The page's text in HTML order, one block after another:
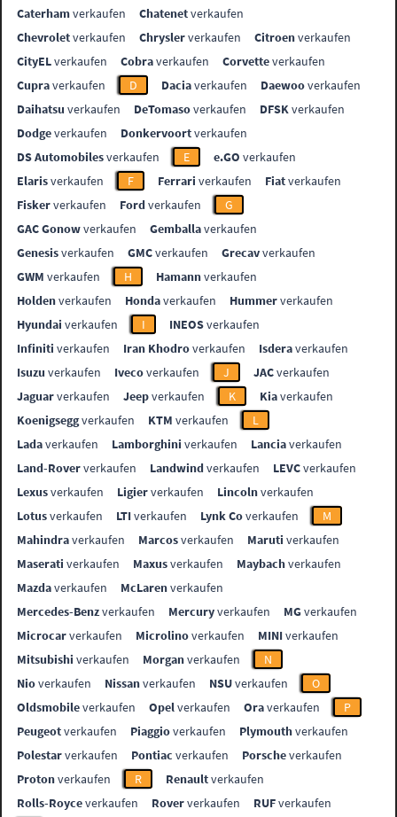
Caterhamverkaufen Chatenetverkaufen
Chevroletverkaufen Chryslerverkaufen Citroenverkaufen
CityELverkaufen Cobraverkaufen Corvetteverkaufen
Cupraverkaufen D Daciaverkaufen Daewooverkaufen
Daihatsu verkaufen DeTomasoverkaufen DFSKverkaufen
Dodgeverkaufen Donkervoortverkaufen
DS Automobilesverkaufen E e.GO verkaufen
Elarisverkaufen F Ferrari verkaufen Fiatverkaufen
Fiskerverkaufen Fordverkaufen
G
GAC Gonowverkaufen Gemballaverkaufen
Genesisverkaufen GMCverkaufen Grecavverkaufen
GWM verkaufen H Hamannverkaufen
Holdenverkaufen Hondaverkaufen Hummerverkaufen
Hyundai verkaufen I INEOSverkaufen
Infiniti verkaufen Iran Khodroverkaufen Isderaverkaufen
Isuzu verkaufen Ivecoverkaufen J JACverkaufen
Jaguarverkaufen Jeepverkaufen K Kiaverkaufen
Koenigseggverkaufen KTM verkaufen
L
Ladaverkaufen Lamborghini verkaufen Lanciaverkaufen
Land-Roververkaufen Landwindverkaufen LEVCverkaufen
Lexusverkaufen Ligierverkaufen Lincolnverkaufen
Lotusverkaufen LTIverkaufen Lynk Coverkaufen
M
Mahindraverkaufen Marcosverkaufen Maruti verkaufen
Maserati verkaufen Maxusverkaufen Maybachverkaufen
Mazdaverkaufen McLarenverkaufen
Mercedes-Benzverkaufen Mercuryverkaufen MGverkaufen
Microcarverkaufen Microlinoverkaufen MINIverkaufen
Mitsubishi verkaufen Morganverkaufen
N
Nioverkaufen Nissanverkaufen NSUverkaufen
O
Oldsmobileverkaufen Opelverkaufen Oraverkaufen
P
Peugeotverkaufen Piaggioverkaufen Plymouthverkaufen
Polestarverkaufen Pontiac verkaufen Porscheverkaufen
Protonverkaufen R Renaultverkaufen
Rolls-Royceverkaufen Roververkaufen RUFverkaufen